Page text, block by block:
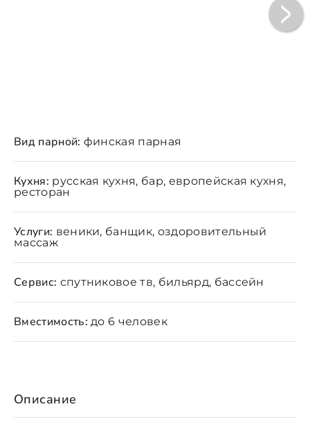
Описание
Вид парной: финская парная
Кухня: русская кухня, бар, европейская кухня,
ресторан
Услуги: веники, банщик, оздоровительный
массаж
Сервис: спутниковое тв, бильярд, бассейн
Вместимость: до 6 человек